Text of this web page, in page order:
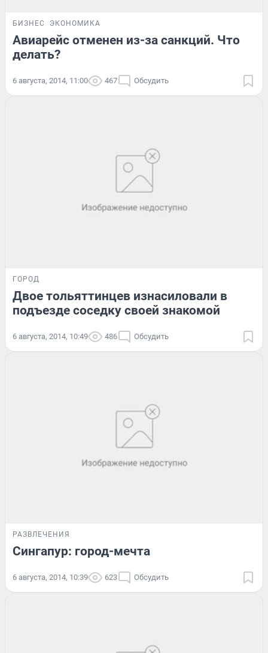
БИЗНЕС ЭКОНОМИКА
Авиарейс отменен из-за санкций. Что
делать?
6 августа, 2014, 11:00 467 Обсудить
ГОРОД
Двое тольяттинцев изнасиловали в
подъезде соседку своей знакомой
6 августа, 2014, 10:49 486 Обсудить
РАЗВЛЕЧЕНИЯ
Сингапур: город-мечта
6 августа, 2014, 10:39 623 Обсудить